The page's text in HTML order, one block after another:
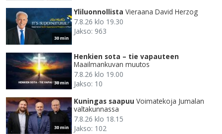
30 min
Yliluonnollista Vieraana David Herzog
7.8.26 klo 19.30
Jakso: 963
30 min
Henkien sota – tie vapauteen
Maailmankuvan muutos
7.8.26 klo 19.00
Jakso: 10
30 min
Kuningas saapuu Voimatekoja Jumalan
valtakunnassa
7.8.26 klo 18.15
Jakso: 102